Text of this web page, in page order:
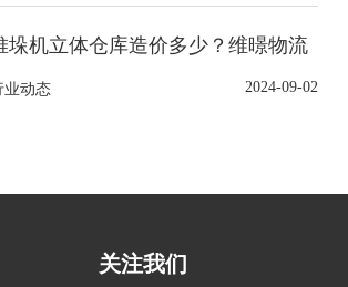
垛机立体仓库造价多少？维暻物流
技一站式解决方案
业动态 2024-09-02
关注我们